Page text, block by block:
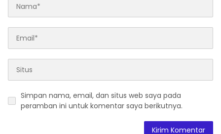
Simpan nama, email, dan situs web saya pada
peramban ini untuk komentar saya berikutnya.